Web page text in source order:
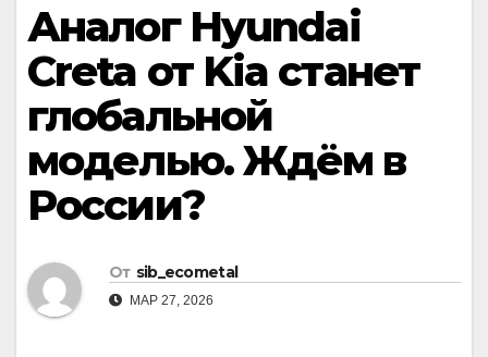
Аналог Hyundai
Creta от Kia станет
глобальной
моделью. Ждём в
России?
От sib_ecometal
МАР 27, 2026